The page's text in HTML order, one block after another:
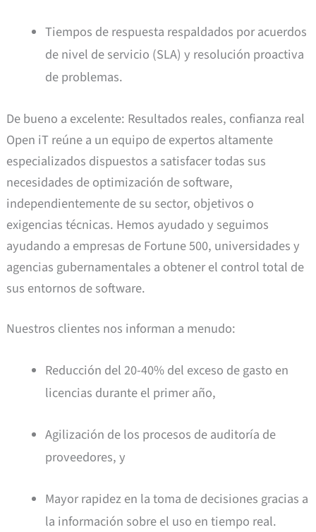
Tiempos de respuesta respaldados por acuerdos
de nivel de servicio (SLA) y resolución proactiva
de problemas.
De bueno a excelente: Resultados reales, confianza real
Open iT reúne a un equipo de expertos altamente
especializados dispuestos a satisfacer todas sus
necesidades de optimización de software,
independientemente de su sector, objetivos o
exigencias técnicas. Hemos ayudado y seguimos
ayudando a empresas de Fortune 500, universidades y
agencias gubernamentales a obtener el control total de
sus entornos de software.
Nuestros clientes nos informan a menudo:
Reducción del 20-40% del exceso de gasto en
licencias durante el primer año,
Agilización de los procesos de auditoría de
proveedores, y
Mayor rapidez en la toma de decisiones gracias a
la información sobre el uso en tiempo real.